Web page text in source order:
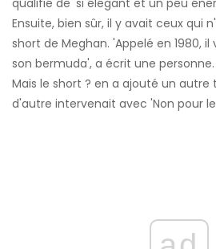
qualifié de 'si élégant et un peu
Ensuite, bien sûr, il y avait ceux qui
short de Meghan. 'Appelé en 1980,
son bermuda', a écrit une personne.
Mais le short ? en a ajouté un autre
d'autre intervenait avec 'Non pour